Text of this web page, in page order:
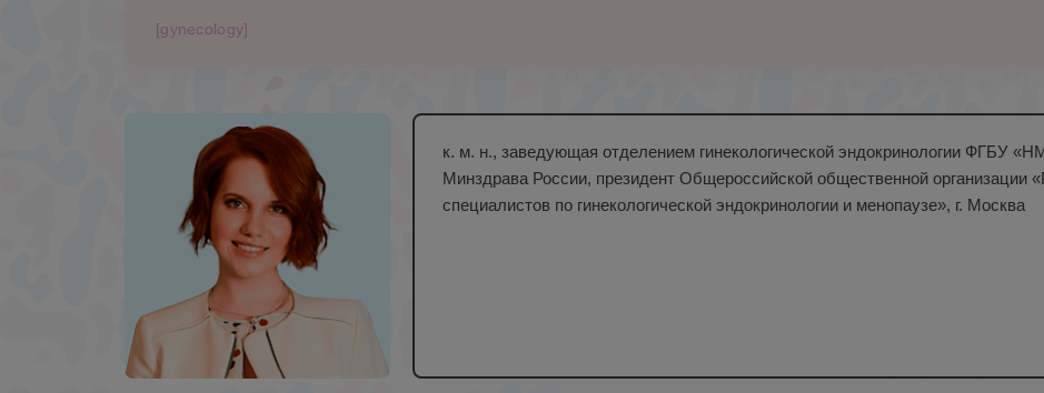
[gynecology]
к. м. н., заведующая отделением гинекологической эндокринологии ФГБУ
Минздрава России, президент Общероссийской общественной организации
специалистов по гинекологической эндокринологии и менопаузе», г. Москва